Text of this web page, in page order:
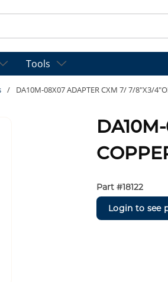
Tools
/ DA10M-08X07 ADAPTER CXM 7/ 7/8"X3/
Part #18122
Login to see